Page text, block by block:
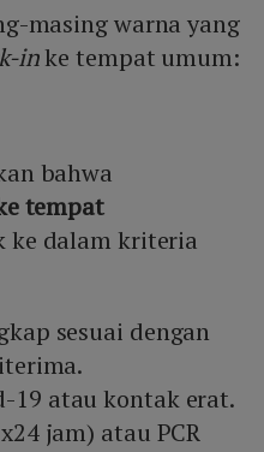
masing warna yang
inke tempat umum:
bahwa
tempat
ke dalam kriteria
sesuai dengan
19 atau kontak erat.
jam) atau PCR